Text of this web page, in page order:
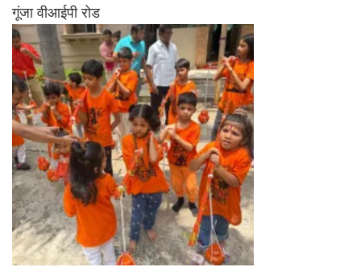
गूंजा वीआईपी रोड